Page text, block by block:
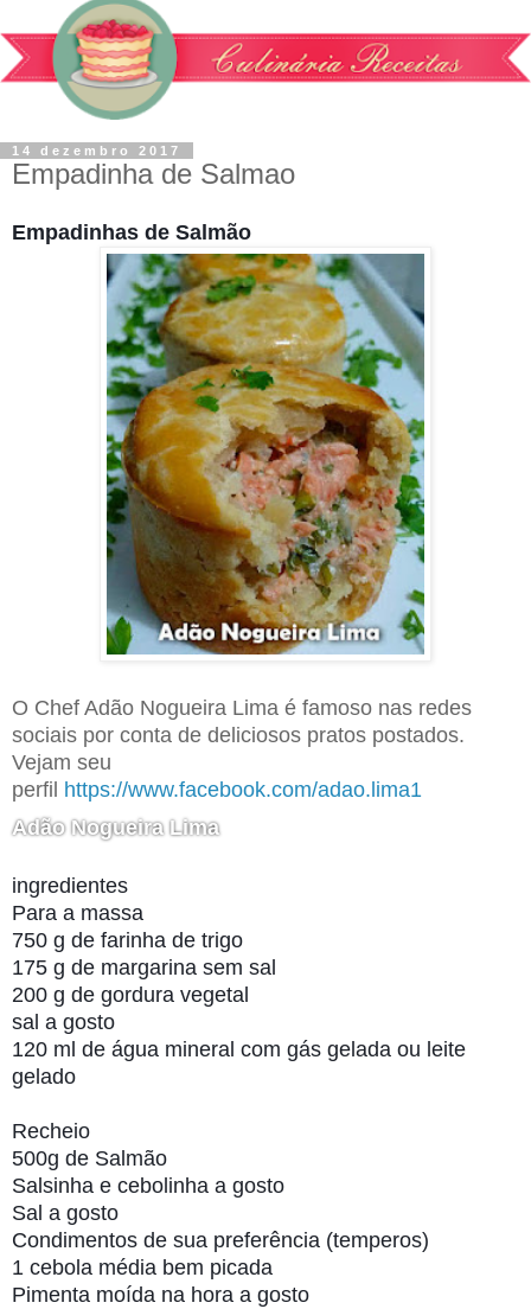
14 dezembro 2017
Empadinha de Salmao
Empadinhas de Salmão
O Chef Adão Nogueira Lima é famoso nas redes
sociais por conta de deliciosos pratos postados.
Vejam seu
perfil https://www.facebook.com/adao.lima1
Adão Nogueira Lima
ingredientes
Para a massa
750 g de farinha de trigo
175 g de margarina sem sal
200 g de gordura vegetal
sal a gosto
120 ml de água mineral com gás gelada ou leite
gelado
Recheio
500g de Salmão
Salsinha e cebolinha a gosto
Sal a gosto
Condimentos de sua preferência (temperos)
1 cebola média bem picada
Pimenta moída na hora a gosto